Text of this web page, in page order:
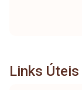
Links Úteis